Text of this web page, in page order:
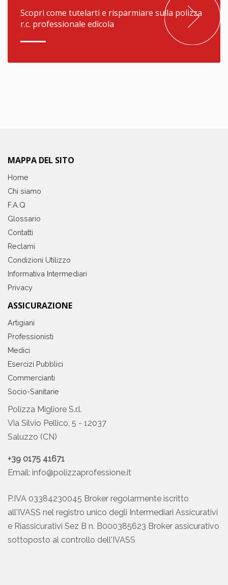
Scopri come tutelarti e risparmiare sulla polizza
r.c. professionale edicola
MAPPA DEL SITO
Home
Chi siamo
F.A.Q
Glossario
Contatti
Reclami
Condizioni Utilizzo
Informativa Intermediari
Privacy
ASSICURAZIONE
Artigiani
Professionisti
Medici
Esercizi Pubblici
Commercianti
Socio-Sanitarie
Polizza Migliore S.r.l.
Via Silvio Pellico, 5 - 12037
Saluzzo (CN)
+39 0175 41671
Email: info@polizzaprofessione.it
P.IVA 03384230045 Broker regolarmente iscritto
all'IVASS nel registro unico degli Intermediari Assicurativi
e Riassicurativi Sez B n. B000385623 Broker assicurativo
sottoposto al controllo dell'IVASS